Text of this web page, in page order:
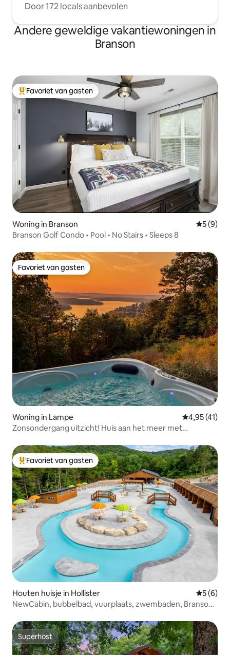
Door 172 locals aanbevolen
Andere geweldige vakantiewoningen in
Branson
Topfavoriet van gasten
Favoriet van gasten
Woning in Branson
5 (9)
Branson Golf Condo • Pool • No Stairs • Sleeps 8
Favoriet van gasten
Favoriet van gasten
Woning in Lampe Gemiddelde
4,95 (41)
Zonsondergang uitzicht! Huis aan het meer met
Topfavoriet van gasten
Favoriet van gasten
Houten huisje in Hollister
5 (6)
NewCabin, bubbelbad, vuurplaats, zwembaden, Branson,
Superhost
Superhost